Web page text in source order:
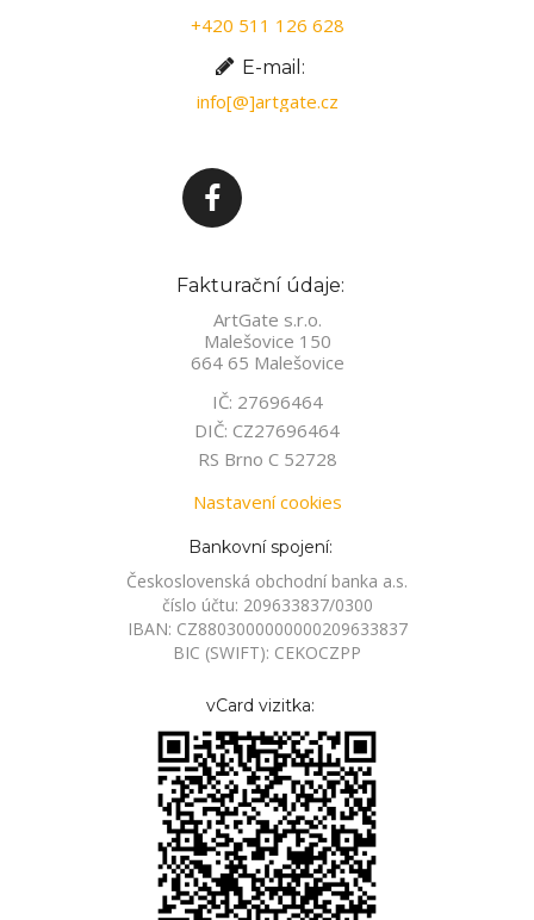
+420 511 126 628
E-mail:
info[@]artgate.cz
Fakturační údaje:
ArtGate s.r.o.
Malešovice 150
664 65 Malešovice
IČ: 27696464
DIČ: CZ27696464
RS Brno C 52728
Nastavení cookies
Bankovní spojení:
Československá obchodní banka a.s.
číslo účtu: 209633837/0300
IBAN: CZ8803000000000209633837
BIC (SWIFT): CEKOCZPP
vCard vizitka: